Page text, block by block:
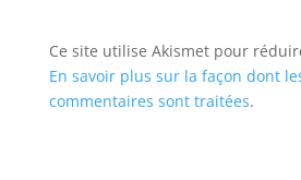
Ce site utilise Akismet pour
En savoir plus sur la façon dont
commentaires sont traitées.